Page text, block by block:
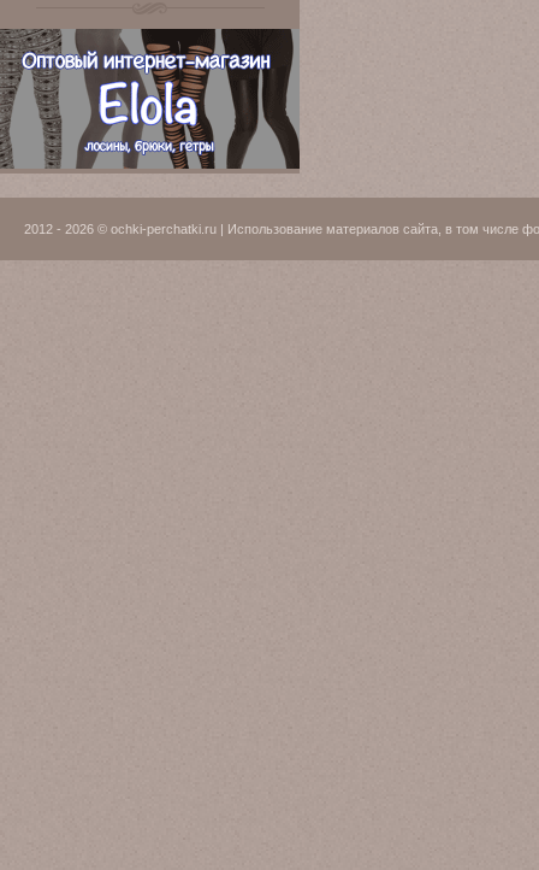
2012 - 2026 © ochki-perchatki.ru | Использование материалов сайта, в том числе